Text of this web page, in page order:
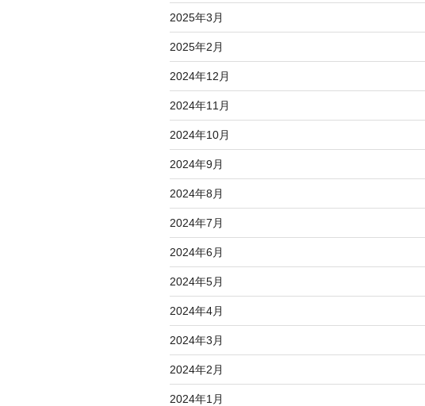
2025年3月
2025年2月
2024年12月
2024年11月
2024年10月
2024年9月
2024年8月
2024年7月
2024年6月
2024年5月
2024年4月
2024年3月
2024年2月
2024年1月